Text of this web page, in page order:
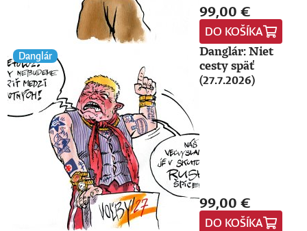
99,00 €
DO KOŠÍKA
Danglár
Danglár: Niet
cesty späť
(27.7.2026)
99,00 €
DO KOŠÍKA